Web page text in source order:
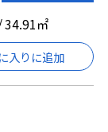
34.91㎡
入りに追加